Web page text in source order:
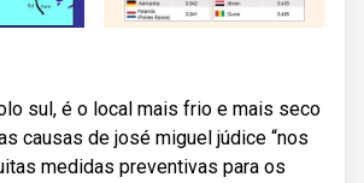
sul, é o local mais frio e mais seco
causas de josé miguel júdice “nos
medidas preventivas para os